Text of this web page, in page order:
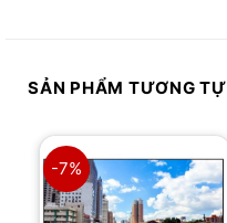
SẢN PHẨM TƯƠNG TỰ
-7%